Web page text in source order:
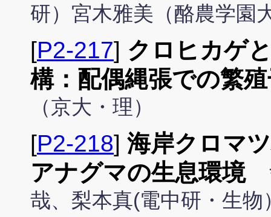
研）宮木雅美（酪農学園
[P2-217] クロヒカゲ
構：配偶縄張での繁
（京大・理）
[P2-218] 海岸クロマ
アナグマの生息環境
哉、梨本真(電中研・生物